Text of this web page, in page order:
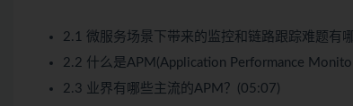
2.1 微服务场景下带来的监控和链路跟踪难题有
2.2 什么是APM(Application Performance
2.3 业界有哪些主流的APM？(05:07)